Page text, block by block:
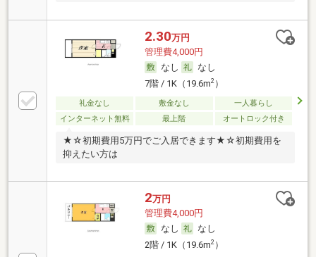
2.30万円
管理費4,000円
なし
なし
7階 / 1K（19.6m2）
礼金なし 敷金なし
一人暮らし
インターネット無料
最上階 オートロック付き
★☆初期費用5万円でご入居できます★☆初期費用を
抑えたい方は
2万円
管理費4,000円
なし
なし
2階 / 1K（19.6m2）